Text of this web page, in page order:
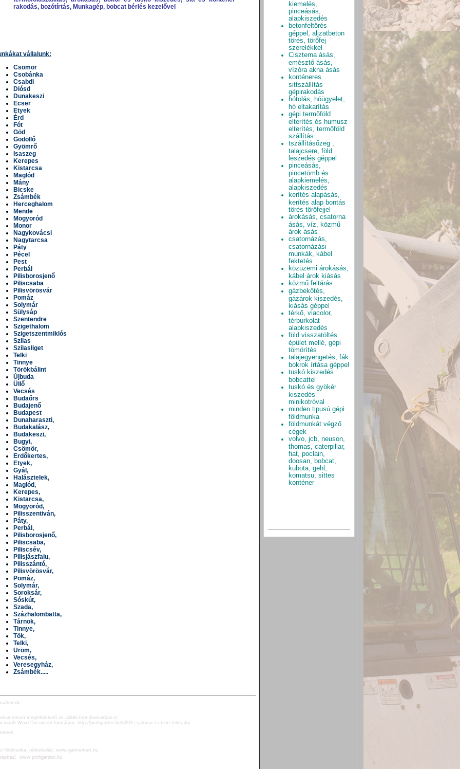
rakodás, bozótírtás, Munkagép, bobcat bérlés kezelővel
vállalunk:
Csömör
Csobánka
Csabdi
Diósd
Dunakeszi
Ecser
Etyek
Érd
Fót
Göd
Gödöllő
Gyömrő
Isaszeg
Kerepes
Kistarcsa
Maglód
Mány
Bicske
Zsámbék
Herceghalom
Mende
Mogyoród
Monor
Nagykovácsi
Nagytarcsa
Páty
Pécel
Pest
Perbál
Pilisborosjenő
Piliscsaba
Pilisvörösvár
Pomáz
Solymár
Sülysáp
Szentendre
Szigethalom
Szigetszentmiklós
Szilas
Szilasliget
Telki
Tinnye
Törökbálint
Újbuda
Üllő
Vecsés
Budaőrs
Budajenő
Budapest
Dunaharaszti,
Budakalász,
Budakeszi,
Bugyi,
Csömör,
Erdőkertes,
Etyek,
Gyál,
Halásztelek,
Maglód,
Kerepes,
Kistarcsa,
Mogyoród,
Pilisszentiván,
Páty,
Perbál,
Pilisborosjenő,
Piliscsaba,
Piliscsév,
Pilisjászfalu,
Pilisszántó,
Pilisvörösvár,
Pomáz,
Solymár,
Soroksár,
Sóskút,
Szada,
Százhalombatta,
Tárnok,
Tinnye,
Tök,
Telki,
Üröm,
Vecsés,
Veresegyház,
Zsámbék.....
megtekinthető az alábbi formátumokban is:
Word Document formátum: http://profigarden.hu/d293-csatorna-ss-kzm-feltrs.doc
földmunka, térburkolás : www.gartnerkert.hu
: www.profigarden.hu
kiemelés,
pinceásás,
alapkiszedés
betonfeltörés
géppel, aljzatbeton
törés, törőfej
szerelékkel
Ciszterna ásás,
emésztő ásás,
vízóra akna ásás
konténeres
sittszállítás
gépirakodás
hótolás, hóügyelet,
hó eltakarítás
gépi termõföld
elterítés és humusz
elterítés, termőföld
szállítás
tszállításőzeg ,
talajcsere, föld
leszedés géppel
pinceásás,
pincetömb és
alapkiemelés,
alapkiszedés
kerítés alapásás,
kerítés alap bontás
törés törőfejjel
árokásás, csatorna
ásás, víz, közmű
árok ásás
csatornázás,
csatornázási
munkák, kábel
fektetés
közüzemi árokásás,
kábel árok kiásás
közmű feltárás
gázbekötés,
gázárok kiszedés,
kiásás géppel
térkő, viacolor,
térburkolat
alapkiszedés
föld visszatöltés
épület mellé, gépi
tömörítés
talajegyengetés, fák
bokrok írtása géppel
tuskó kiszedés
bobcattel
tuskó és gyökér
kiszedés
minikotróval
minden tipusú gépi
földmunka
földmunkát végző
cégek
volvo, jcb, neuson,
thomas, caterpillar,
fiat, poclain,
doosan, bobcat,
kubota, gehl,
komatsu, sittes
konténer